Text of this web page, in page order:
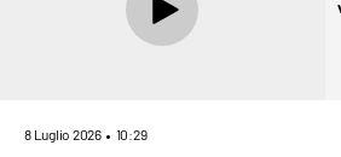
8 Luglio 2026 10:29